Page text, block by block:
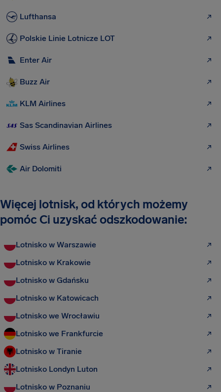
Lufthansa
Polskie Linie Lotnicze LOT
Enter Air
Buzz Air
KLM Airlines
Sas Scandinavian Airlines
Swiss Airlines
Air Dolomiti
Więcej lotnisk, od których możemy
pomóc Ci uzyskać odszkodowanie:
Lotnisko w Warszawie
Lotnisko w Krakowie
Lotnisko w Gdańsku
Lotnisko w Katowicach
Lotnisko we Wrocławiu
Lotnisko we Frankfurcie
Lotnisko w Tiranie
Lotnisko Londyn Luton
Lotnisko w Poznaniu